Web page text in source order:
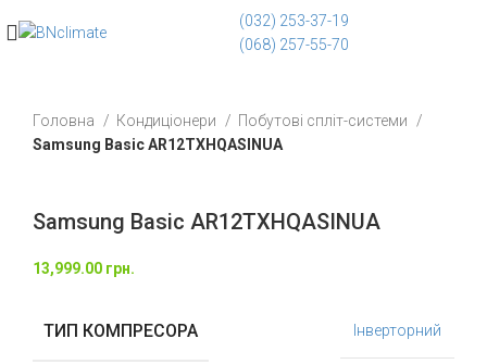
(032) 253-37-19
(068) 257-55-70
Головна Кондиціонери
Побутові спліт-системи
Samsung Basic AR12TXHQASINUA
Samsung Basic AR12TXHQASINUA
13,999.00 грн.
ТИП КОМПРЕСОРА Інверторний